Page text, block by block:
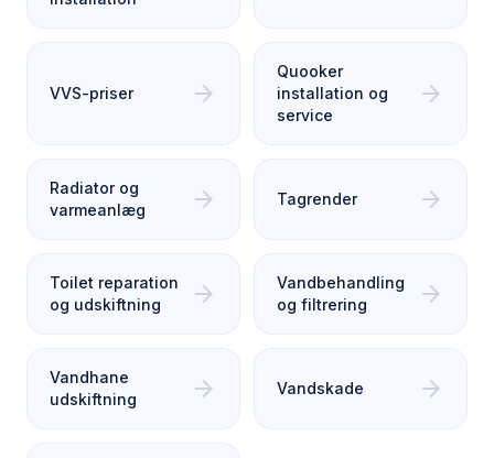
VVS-priser arrow_forward
Quooker
installation og
service
arrow_forward
Radiator og
varmeanlæg
arrow_forward Tagrender arrow_forward
Toilet reparation
og udskiftning
arrow_forward
Vandbehandling
og filtrering
arrow_forward
Vandhane
udskiftning
arrow_forward Vandskade arrow_forward